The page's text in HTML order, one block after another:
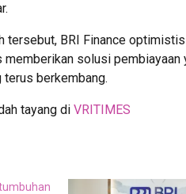
tersebut, BRI Finance
memberikan solusi
berkembang.
tayang di VRITIMES